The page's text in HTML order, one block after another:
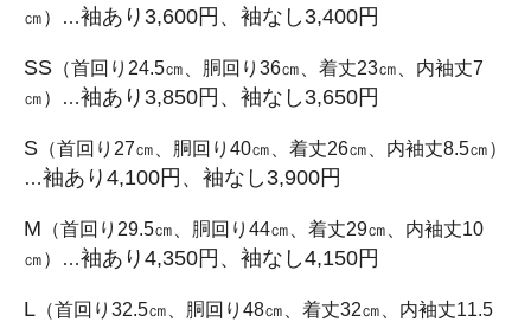
㎝）…袖あり3,600円、袖なし3,400円
SS （首回り24.5㎝、胴回り36㎝、着丈23㎝、内袖丈7
㎝）…袖あり3,850円、袖なし3,650円
S （首回り27㎝、胴回り40㎝、着丈26㎝、内袖丈8.5㎝）
…袖あり4,100円、袖なし3,900円
M （首回り29.5㎝、胴回り44㎝、着丈29㎝、内袖丈10
㎝）…袖あり4,350円、袖なし4,150円
L （首回り32.5㎝、胴回り48㎝、着丈32㎝、内袖丈11.5